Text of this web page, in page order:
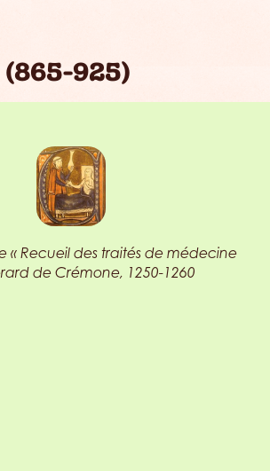
925)
« Recueil des traités de médecine
de Crémone, 1250-1260